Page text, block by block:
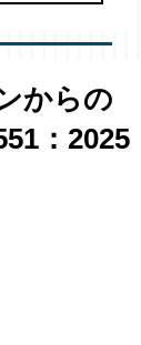
からの
：2025